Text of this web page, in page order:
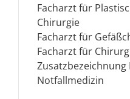
Facharzt für
Chirurgie
Facharzt für
Facharzt für
Zusatzbezeichnung
Notfallmedizin